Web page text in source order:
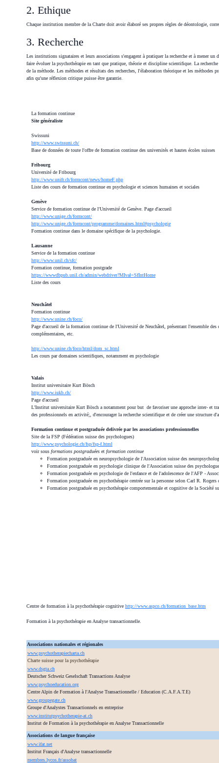
2. Ethique
Chaque institution membre de la Charte doit avoir élaboré ses propres règles de déontologie,
3. Recherche
Les institutions signataires et leurs associations s'engagent à pratiquer la recherche et à mener
faire évoluer la psychothérapie en tant que pratique, théorie et discipline scientifique. La
de la méthode. Les méthodes et résultats des recherches, l'élaboration théorique et les
afin qu'une réflexion critique puisse être garantie.
La formation continue
Site généraliste
Swissuni
http://www.swissuni.ch/
Base de données de toute l'offre de formation continue des universités et hautes écoles suisses
Fribourg
Université de Fribourg
http://www.unifr.ch/formcont/news/homeF.php
Liste des cours de formation continue en psychologie et sciences humaines et sociales
Genève
Service de formation continue de l'Université de Genève. Page d'accueil
http://www.unige.ch/formcont/
http://www.unige.ch/formcont/programme/domaines.html#psychologie
Formation continue dans le domaine spécifique de la psychologie.
Lausanne
Service de la formation continue
http://www.unil.ch/sfc/
Formation continue, formation postgrade
https://wwwdbpub.unil.ch/admin/webdriver?MIval=SfIntHome
Liste des cours
Neuchâtel
Formation continue
http://www.unine.ch/foco/
Page d'accueil de la formation continue de l'Université de Neuchâtel, présentant l'ensemble
complémentaires, etc.
http://www.unine.ch/foco/html/dom_sc.html
Les cours par domaines scientifiques, notamment en psychologie
Valais
Institut universitaire Kurt Bösch
http://www.iukb.ch/
Page d'accueil
L'Institut universitaire Kurt Bösch a notamment pour but de favoriser une approche inter- et
des professionnels en activité;, d'encourager la recherche scientifique et de créer une structure
Formation continue et postgraduée delivrée par les associations professionnelles
Site de la FSP (Fédération suisse des psychologues)
http://www.psychologie.ch/fsp/fsp-f.html
voir sous formations postgraduées et formation continue
Formation postgraduée en neuropsychologie de l'Association suisse des
Formation postgraduée en psychologie clinique de l'Association suisse des
Formation postgraduée en psychologie de l'enfance et de l'adolescence de l'AFP -
Formation postgraduée en psychothérapie centrée sur la personne selon Carl R.
Formation postgraduée en psychothérapie comportementale et cognitive de la Société
Centre de formation à la psychothérapie cognitive http://www.aspco.ch/formation_base.htm
Formation à la psychothérapie en Analyse transactionnelle.
Associations nationales et régionales
www.psychotherapiecharta.ch
Charte suisse pour la psychothérapie
www.dsgta.ch
Deutscher Schweiz Geselschaft Transactions Analyse
www.psychoeducation.org
Centre Alpin de Formation à l'Analyse Transactionnelle / Education (C.A.F.A.T.E)
www.groupegate.ch
Groupe d'Analystes Transactionnels en entreprise
www.institutpsychotherapie-at.ch
Institut de Formation à la psychothérapie en Analyse Transactionnelle
Associations de langue française
www.ifat.net
Institut Français d'Analyse transactionnelle
membres.lycos.fr/assobat